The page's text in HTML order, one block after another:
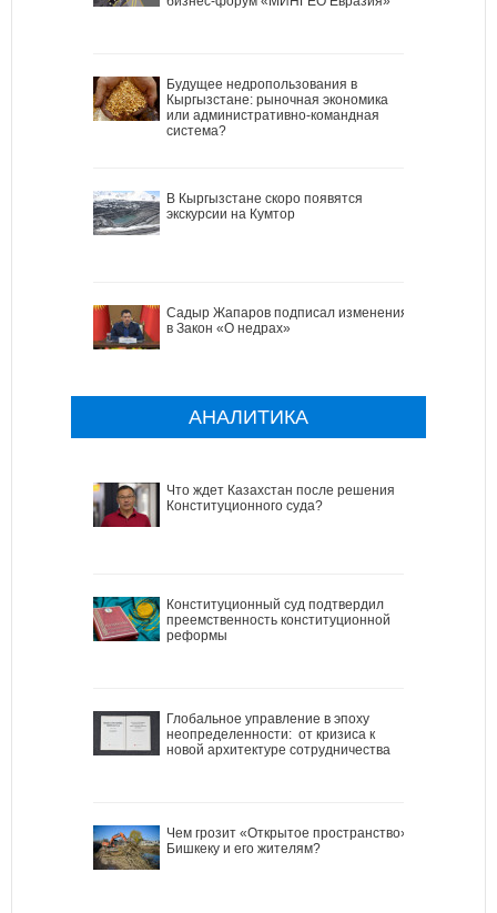
Будущее недропользования в
Кыргызстане: рыночная экономика
или административно-командная
система?
В Кыргызстане скоро появятся
экскурсии на Кумтор
Садыр Жапаров подписал изменения
в Закон «О недрах»
АНАЛИТИКА
Что ждет Казахстан после решения
Конституционного суда?
Конституционный суд подтвердил
преемственность конституционной
реформы
Глобальное управление в эпоху
неопределенности: от кризиса к
новой архитектуре сотрудничества
Чем грозит «Открытое пространство»
Бишкеку и его жителям?